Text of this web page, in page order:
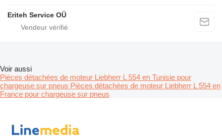
Eriteh Service OÜ
Voir aussi
Pièces détachées de moteur Liebherr L 554 en Tunisie pour
chargeuse sur pneus Pièces détachées de moteur Liebherr L 554 en
France pour chargeuse sur pneus